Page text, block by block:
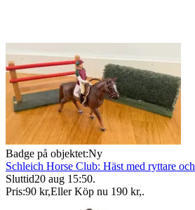
Badge på objektet:Ny
Schleich Horse Club: Häst med ryttare
Sluttid20 aug 15:50.
Pris:90 kr,Eller Köp nu 190 kr,.